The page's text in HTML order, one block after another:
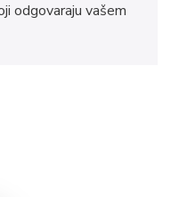
odgovaraju vašem